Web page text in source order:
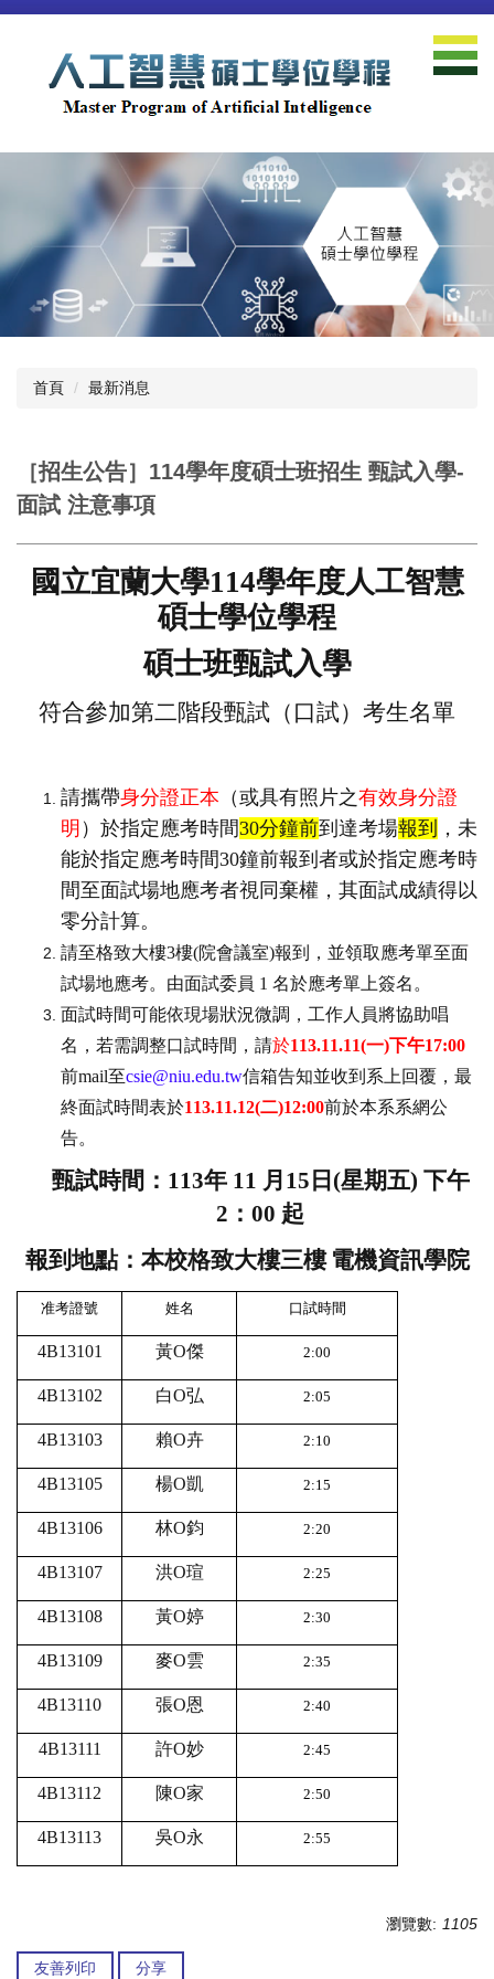
跳
區
首頁 最新消息
［招生公告］114學年度碩士班招生 甄試入學-
面試 注意事項
國立宜蘭大學114學年度人工智慧
碩士學位學程
碩士班甄試入學
符合參加第二階段甄試（口試）考生名單
請攜帶身分證正本 （或具有照片之有效身分證
明 ）於指定應考時間30分鐘前到達考場報到
，未
能於指定應考時間30鐘前報到者或於指定應考時
間至面試場地應考者視同棄權，其面試成績得以
零分計算。
請至格致大樓3樓(院會議室)報到，並領取應考單至面
試場地應考。由面試委員 1 名於應考單上簽名。
面試時間可能依現場狀況微調，工作人員將協助唱
名，若需調整口試時間，請於113.11.11(一)下午17:00
前mail至csie@niu.edu.tw信箱告知並收到系上回覆，最
終面試時間表於113.11.12(二)12:00前於本系系網公
告。
甄試時間： 113年11 月 15 日 (星期五) 下午
2 ： 00 起
報到地點：本校格致大樓三樓 電機資訊學院
准考證號 姓名 口試時間
4B13101 黃O傑 2:00
4B13102 白O弘 2:05
4B13103 賴O卉 2:10
4B13105 楊O凱 2:15
4B13106 林O鈞 2:20
4B13107 洪O瑄 2:25
4B13108 黃O婷 2:30
4B13109 麥O雲 2:35
4B13110 張O恩 2:40
4B13111 許O妙 2:45
4B13112 陳O家 2:50
4B13113 吳O永 2:55
瀏覽數: 1105
友善列印 分享